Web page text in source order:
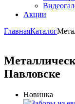
Акции
ГлавнаяКаталог
Павловске
Новинка